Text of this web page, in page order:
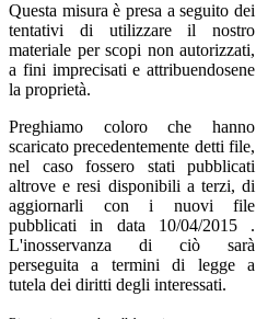
Questa misura è presa a seguito dei
tentativi di utilizzare il nostro
materiale per scopi non autorizzati,
a fini imprecisati e attribuendosene
la proprietà.
Preghiamo coloro che hanno
scaricato precedentemente detti file,
nel caso fossero stati pubblicati
altrove e resi disponibili a terzi, di
aggiornarli con i nuovi file
pubblicati in data 10/04/2015 .
L'inosservanza di ciò sarà
perseguita a termini di legge a
tutela dei diritti degli interessati.